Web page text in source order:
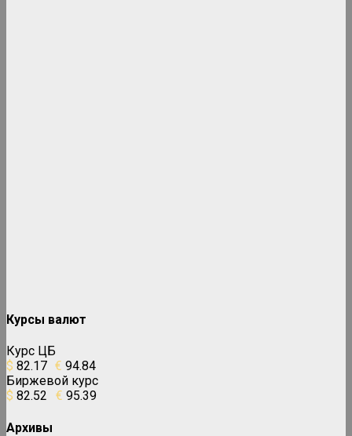
Курсы валют
Курс ЦБ
$ 82.17 € 94.84
Биржевой курс
$ 82.52 € 95.39
Архивы